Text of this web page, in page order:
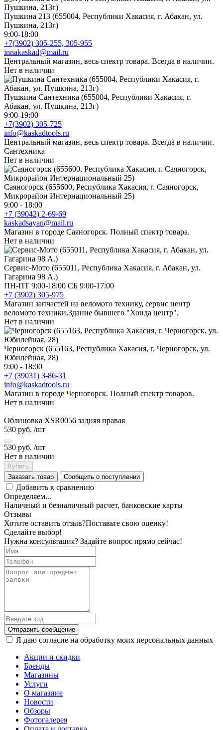
Пушкина 213 (655004, Республики Хакасия, г. Абакан, ул.
Пушкина, 213г)
9:00-18:00
+7(3902) 305-255, 305-955
innakaskad@mail.ru
Центральный магазин, весь спектр товара. Всегда в наличии.
Нет в наличии
Пушкина Сантехника (655004, Республики Хакасия, г.
Абакан, ул. Пушкина, 213г)
9:00-19:00
+7(3902) 305-725
info@kaskadtools.ru
Центральный магазин, весь спектр товара. Всегда в наличии.
Сантехника
Нет в наличии
Саяногорск (655600, Республика Хакасия, г. Саяногорск,
Микрорайон Интернациональный 25)
9:00 - 18:00
+7 (39042) 2-69-69
kaskadsayan@mail.ru
Магазин в городе Саяногорск. Полный спектр товара.
Нет в наличии
Сервис-Мото (655011, Республика Хакасия, г. Абакан, ул.
Гагарина 98 А.)
ПН-ПТ 9:00-18:00 СБ 9:00-17:00
+7 (3902) 305-975
Магазин запчастей на веломото технику, сервис центр
веломото техники.Здание бывшего "Хонда центр".
Нет в наличии
Черногорск (655163, Республика Хакасия, г. Черногорск, ул.
Юбилейная, 28)
9:00 - 18:00
+7 (39031) 3-86-31
info@kaskadtools.ru
Магазин в городе Черногорск. Полный спектр товаров.
Нет в наличии
Облицовка XSR0056 задняя правая
530 руб. /шт
530 руб. /шт
Нет в наличии
Купить
Заказать товар
Сообщить о поступлении
Добавить к сравнению
Определяем...
Наличный и безналичный расчет, банковские карты
Отзывы
Хотите оставить отзыв?Поставьте свою оценку!
Сделайте выбор!
Нужна консультация? Задайте вопрос прямо сейчас!
Отправить сообщение
Я даю согласие на обработку моих персональных данных
Акции и скидки
Бренды
Магазины
Услуги
О магазине
Новости
Обзоры
Фотогалерея